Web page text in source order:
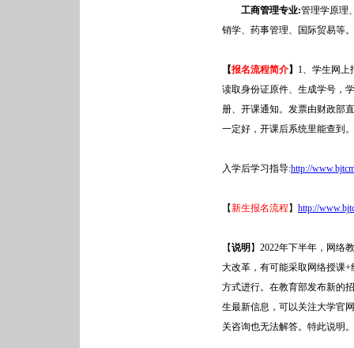
工商管理专业:管理学原理
销学、药事管理、国际贸易等。
【报名流程简介】 1、学生网上
读取身份证原件、生成学号，
册、开课通知。发票由财政部
一定好，开课后系统里能查到。
入学后学习指导:http://
【新生报名流程 】 http://
【说明 】2022年下半年，网络
大改革，有可能采取网络授课
方式进行。在教育部发布新的
生最新信息，可以关注大学官
关咨询也无法解答。特此说明